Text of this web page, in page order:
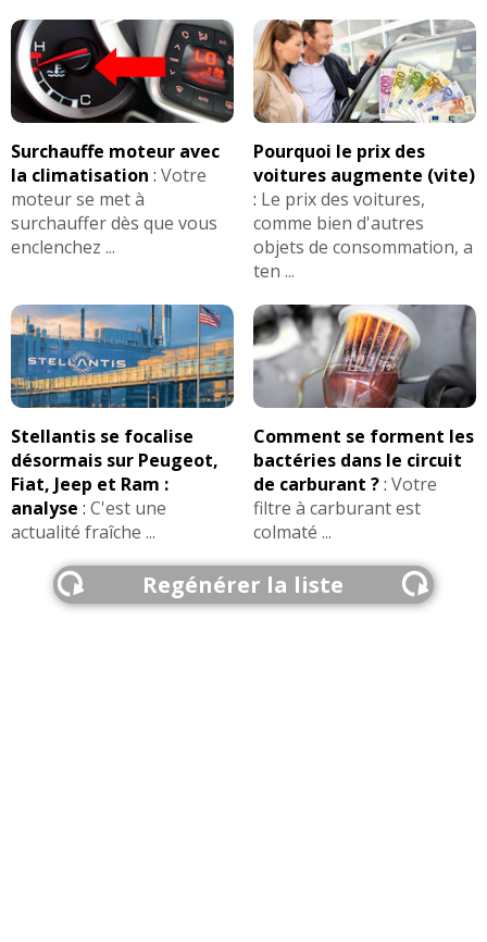
Surchauffe moteur avec
la climatisation : Votre
moteur se met à
surchauffer dès que vous
enclenchez ...
Pourquoi le prix des
voitures augmente (vite)
: Le prix des voitures,
comme bien d'autres
objets de consommation, a
ten ...
Stellantis se focalise
désormais sur Peugeot,
Fiat, Jeep et Ram :
analyse : C'est une
actualité fraîche ...
Comment se forment les
bactéries dans le circuit
de carburant ?: Votre
filtre à carburant est
colmaté ...
Regénérer la liste